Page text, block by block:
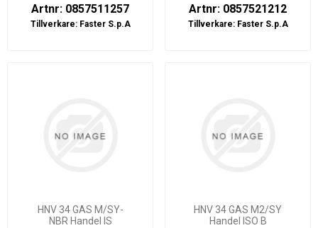
Artnr: 0857511257
Tillverkare: Faster S.p.A
Artnr: 0857521212
Tillverkare: Faster S.p.A
HNV 34 GAS M/SY-
NBR Handel IS
HNV 34 GAS M2/SY
Handel ISO B